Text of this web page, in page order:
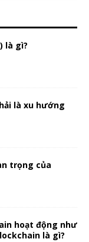
là gì?
là xu hướng
trọng của
hoạt động như
là gì?